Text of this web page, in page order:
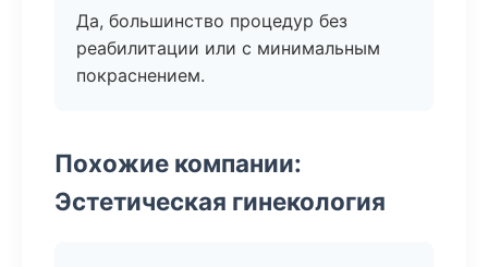
Да, большинство процедур без
реабилитации или с минимальным
покраснением.
Похожие компании:
Эстетическая гинекология